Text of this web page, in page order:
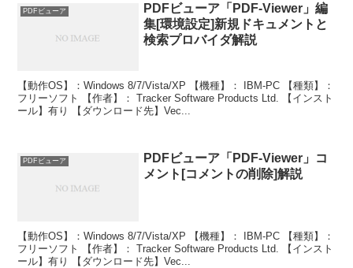
PDFビューア
PDFビューア「PDF-Viewer」編
集[環境設定]新規ドキュメントと
検索プロバイダ解説
【動作OS】：Windows 8/7/Vista/XP 【機種】： IBM-PC 【種類】：
フリーソフト 【作者】： Tracker Software Products Ltd. 【インスト
ール】有り 【ダウンロード先】Vec...
PDFビューア
PDFビューア「PDF-Viewer」コ
メント[コメントの削除]解説
【動作OS】：Windows 8/7/Vista/XP 【機種】： IBM-PC 【種類】：
フリーソフト 【作者】： Tracker Software Products Ltd. 【インスト
ール】有り 【ダウンロード先】Vec...